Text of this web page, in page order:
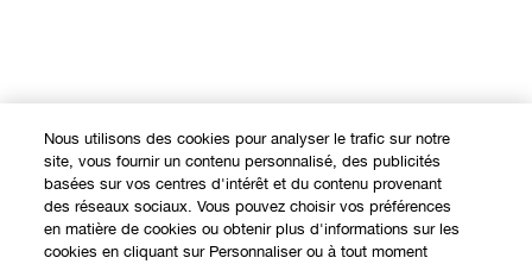
Nous utilisons des cookies pour analyser le trafic sur notre
site, vous fournir un contenu personnalisé, des publicités
basées sur vos centres d'intérêt et du contenu provenant
des réseaux sociaux. Vous pouvez choisir vos préférences
en matière de cookies ou obtenir plus d'informations sur les
cookies en cliquant sur Personnaliser ou à tout moment